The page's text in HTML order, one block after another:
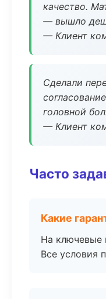
качество.
— вышло
— Клиент
Сделали
головной
— Клиент
Часто
Какие
На ключевые
Все условия